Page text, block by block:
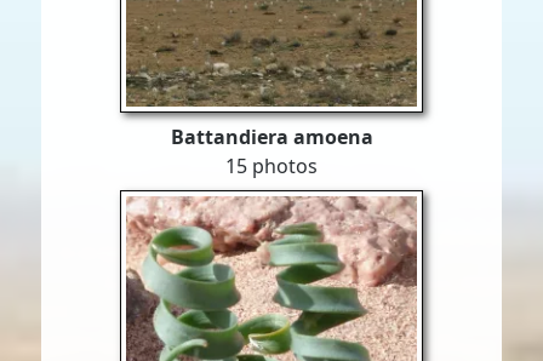
Battandiera amoena
15 photos